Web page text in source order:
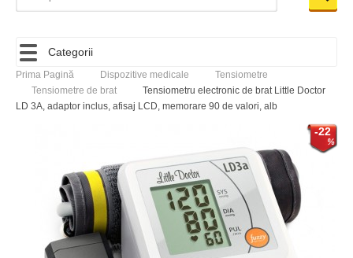
Categorii
Prima Pagină Dispozitive medicale
Tensiometre
Tensiometre de brat
Tensiometru electronic de brat Little Doctor
LD 3A, adaptor inclus, afisaj LCD, memorare 90 de valori, alb
-22